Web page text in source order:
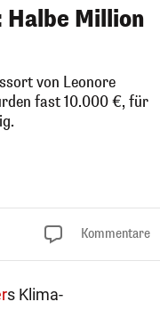
Halbe Million
von Leonore
fast 10.000 €, für
Kommentare
s Klima-